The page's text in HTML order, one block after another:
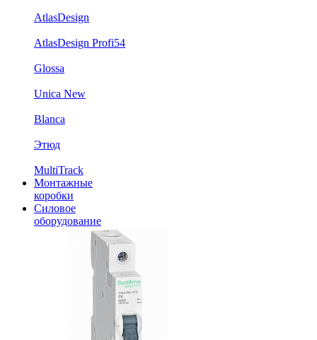
AtlasDesign
AtlasDesign Profi54
Glossa
Unica New
Blanca
Этюд
MultiTrack
Монтажные
коробки
Силовое
оборудование